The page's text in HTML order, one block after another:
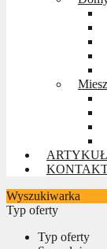
Wyszukiwarka
Typ oferty
Typ oferty